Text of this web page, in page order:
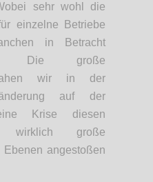
sehr wohl die
einzelne Betriebe
in Betracht
Die große
wir in der
auf der
Krise diesen
wirklich große
angestoßen